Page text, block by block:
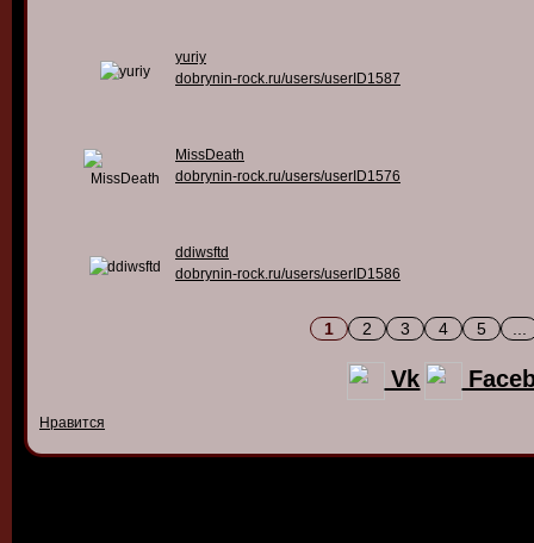
yuriy
dobrynin-rock.ru/users/userID1587
MissDeath
dobrynin-rock.ru/users/userID1576
ddiwsftd
dobrynin-rock.ru/users/userID1586
1 2 3 4 5
Vk
Нравится